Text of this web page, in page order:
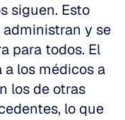
siguen. Esto
y se
para todos. El
los médicos a
los de otras
lo que